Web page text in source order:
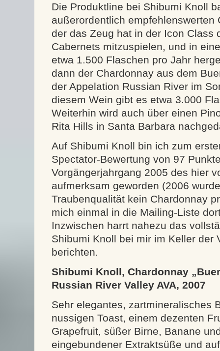
Die Produktline bei Shibumi Knoll
außerordentlich empfehlenswerten
der das Zeug hat in der Icon Class
Cabernets mitzuspielen, und in
etwa 1.500 Flaschen pro Jahr
dann der Chardonnay aus dem
der Appelation Russian River im
diesem Wein gibt es etwa 3.000
Weiterhin wird auch über einen
Rita Hills in Santa Barbara
Auf Shibumi Knoll bin ich zum
Spectator-Bewertung von 97
Vorgängerjahrgang 2005 des hier
aufmerksam geworden (2006
Traubenqualität kein Chardonnay
mich einmal in die Mailing-Liste
Inzwischen harrt nahezu das
Shibumi Knoll bei mir im Keller der
berichten.
Shibumi Knoll, Chardonnay
Russian River Valley AVA, 2007
Sehr elegantes, zartmineralisches
nussigen Toast, einem dezenten
Grapefruit, süßer Birne, Banane
eingebundener Extraktsüße und